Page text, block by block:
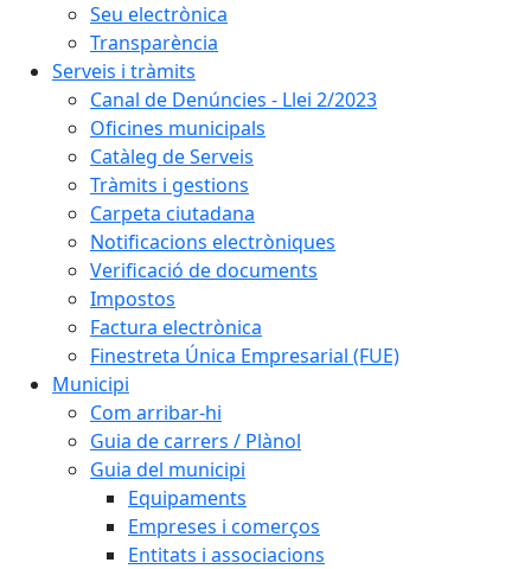
Seu electrònica
Transparència
Serveis i tràmits
Canal de Denúncies - Llei 2/2023
Oficines municipals
Catàleg de Serveis
Tràmits i gestions
Carpeta ciutadana
Notificacions electròniques
Verificació de documents
Impostos
Factura electrònica
Finestreta Única Empresarial (FUE)
Municipi
Com arribar-hi
Guia de carrers / Plànol
Guia del municipi
Equipaments
Empreses i comerços
Entitats i associacions